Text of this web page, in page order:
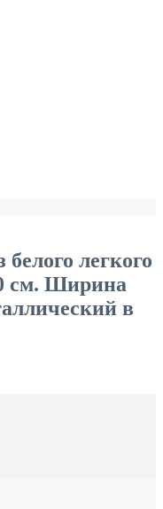
белого легкого
см. Ширина
в